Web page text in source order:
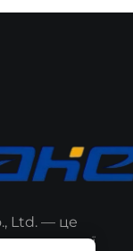
Ltd. — це
свої